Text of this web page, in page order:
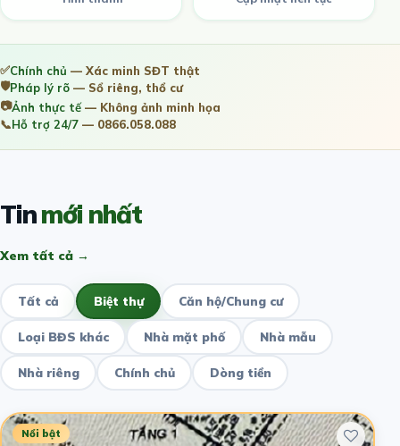
✅Chính chủ — Xác minh SĐT thật
🛡️Pháp lý rõ — Sổ riêng, thổ cư
📷Ảnh thực tế— Không ảnh minh họa
📞Hỗ trợ 24/7 — 0866.058.088
Tinmới nhất
Xem tất cả →
Tất cả Biệt thự Căn hộ/Chung cư
Loại BĐS khác Nhà mặt phố Nhà mẫu
Nhà riêng Chính chủ Dòng tiền
Nổi bật